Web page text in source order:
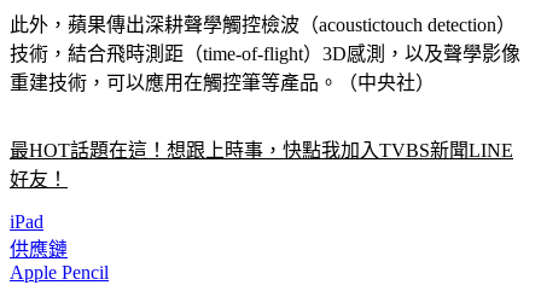
此外，蘋果傳出深耕聲學觸控檢波（acoustictouch detection）
技術，結合飛時測距（time-of-flight）3D感測，以及聲學影像
重建技術，可以應用在觸控筆等產品。（中央社）
最HOT話題在這！想跟上時事，快點我加入TVBS新聞LINE
好友！
iPad
供應鏈
Apple Pencil